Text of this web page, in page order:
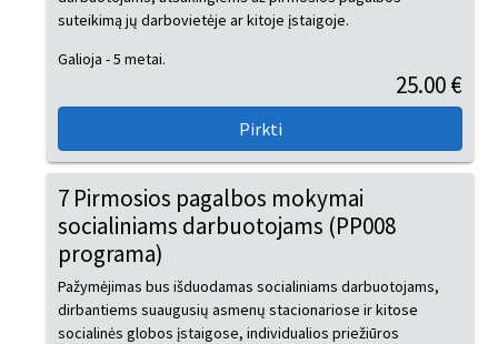
suteikimą jų darbovietėje ar kitoje įstaigoje.
Galioja - 5 metai.
25.00 €
7 Pirmosios pagalbos mokymai
socialiniams darbuotojams (PP008
programa)
Pažymėjimas bus išduodamas socialiniams darbuotojams,
dirbantiems suaugusių asmenų stacionariose ir kitose
socialinės globos įstaigose, individualios priežiūros